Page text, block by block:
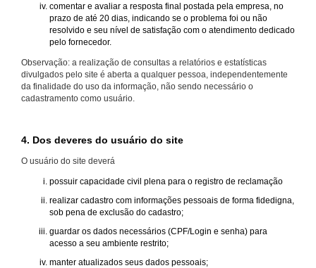
comentar e avaliar a resposta final postada pela empresa, no
prazo de até 20 dias, indicando se o problema foi ou não
resolvido e seu nível de satisfação com o atendimento dedicado
pelo fornecedor.
Observação: a realização de consultas a relatórios e estatísticas
divulgados pelo site é aberta a qualquer pessoa, independentemente
da finalidade do uso da informação, não sendo necessário o
cadastramento como usuário.
4. Dos deveres do usuário do site
O usuário do site deverá
possuir capacidade civil plena para o registro de reclamação
realizar cadastro com informações pessoais de forma fidedigna,
sob pena de exclusão do cadastro;
guardar os dados necessários (CPF/Login e senha) para
acesso a seu ambiente restrito;
manter atualizados seus dados pessoais;